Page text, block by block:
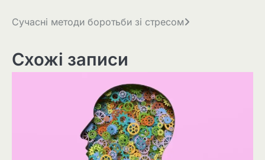
Навігація
Сучасні методи боротьби зі стресом
Схожі записи